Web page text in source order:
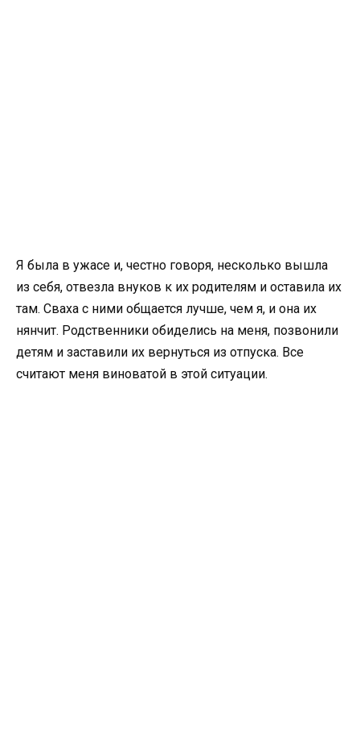
Я была в ужасе и, честно говоря, несколько вышла
из себя, отвезла внуков к их родителям и оставила их
там. Сваха с ними общается лучше, чем я, и она их
нянчит. Родственники обиделись на меня, позвонили
детям и заставили их вернуться из отпуска. Все
считают меня виноватой в этой ситуации.